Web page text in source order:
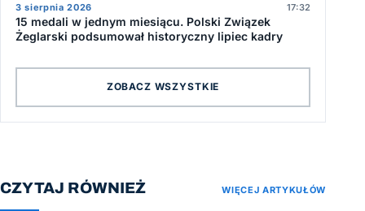
3 sierpnia 2026 17:32
15 medali w jednym miesiącu. Polski Związek
Żeglarski podsumował historyczny lipiec kadry
ZOBACZ WSZYSTKIE
CZYTAJ RÓWNIEŻ WIĘCEJ ARTYKUŁÓW